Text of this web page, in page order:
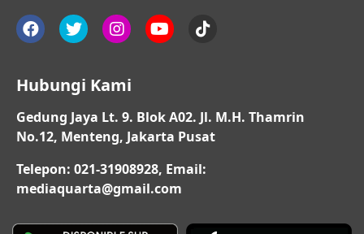
Hubungi Kami
Gedung Jaya Lt. 9. Blok A02. Jl. M.H. Thamrin
No.12, Menteng, Jakarta Pusat
Telepon: 021-31908928, Email:
mediaquarta@gmail.com